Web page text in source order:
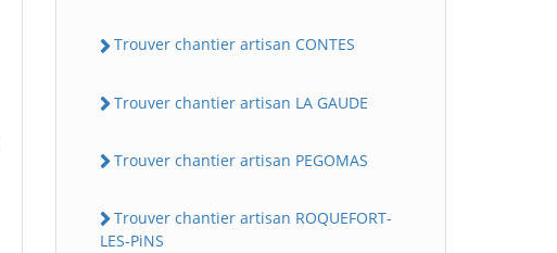
Trouver chantier artisan CONTES
Trouver chantier artisan LA GAUDE
Trouver chantier artisan PEGOMAS
Trouver chantier artisan ROQUEFORT-
LES-PiNS